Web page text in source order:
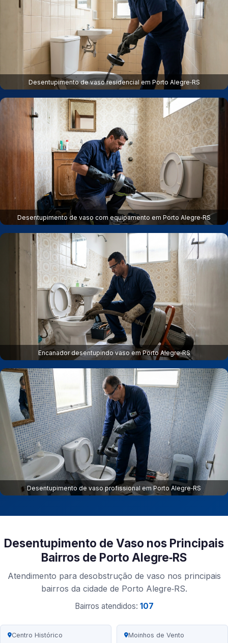
Desentupimento de vaso residencial em Porto Alegre‑RS
Desentupimento de vaso com equipamento em Porto Alegre‑RS
Encanador desentupindo vaso em Porto Alegre‑RS
Desentupimento de vaso profissional em Porto Alegre‑RS
Desentupimento de Vaso nos Principais
Bairros de Porto Alegre‑RS
Atendimento para desobstrução de vaso nos principais
bairros da cidade de Porto Alegre‑RS.
Bairros atendidos: 107
Centro Histórico Moinhos de Vento